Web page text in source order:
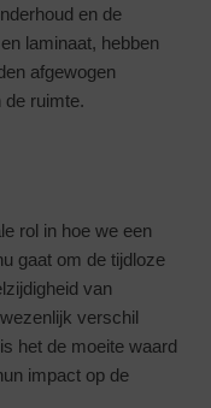
en de
laminaat, hebben
afgewogen
de ruimte.
rol in hoe we een
gaat om de tijdloze
van
verschil
het de moeite waard
impact op de